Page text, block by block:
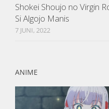
Shokei Shoujo no Virgin
Si Algojo Manis
7 JUNI, 2022
ANIME